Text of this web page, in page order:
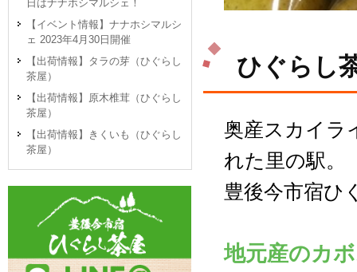
ひぐらし
奥産スカイラ
れた里の駅。
豊後今市宿ひ
地元産のカ
日はナナホシマルシェ！
【イベント情報】ナナホシマルシ
ェ 2023年4月30日開催
【出荷情報】タラの芽（ひぐらし
茶屋）
【出荷情報】原木椎茸（ひぐらし
茶屋）
【出荷情報】きくいも（ひぐらし
茶屋）